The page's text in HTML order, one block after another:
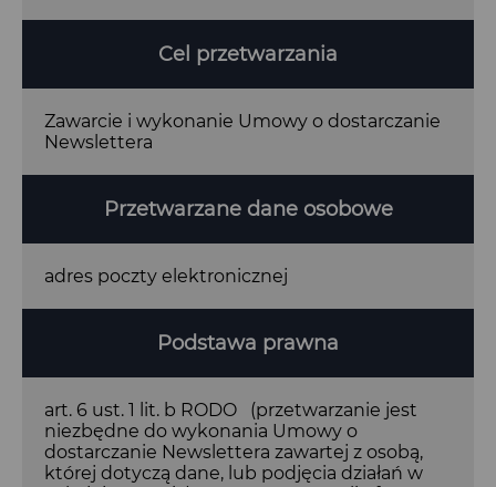
Cel przetwarzania
Zawarcie i wykonanie Umowy o dostarczanie
Newslettera
Przetwarzane dane osobowe
adres poczty elektronicznej
Podstawa prawna
art. 6 ust. 1 lit. b RODO (przetwarzanie jest
niezbędne do wykonania Umowy o
dostarczanie Newslettera zawartej z osobą,
której dotyczą dane, lub podjęcia działań w